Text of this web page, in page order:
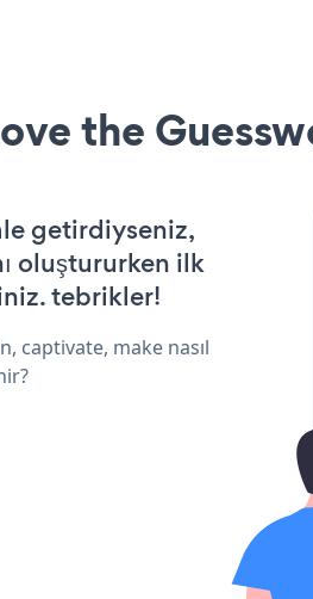
the
getirdiyseniz,
oluştururken ilk
tebrikler!
captivate, make nasıl